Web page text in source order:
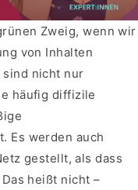
Zweig, wenn wir
von Inhalten
sind nicht nur
häufig diffizile
Es werden auch
gestellt, als dass
heißt nicht –